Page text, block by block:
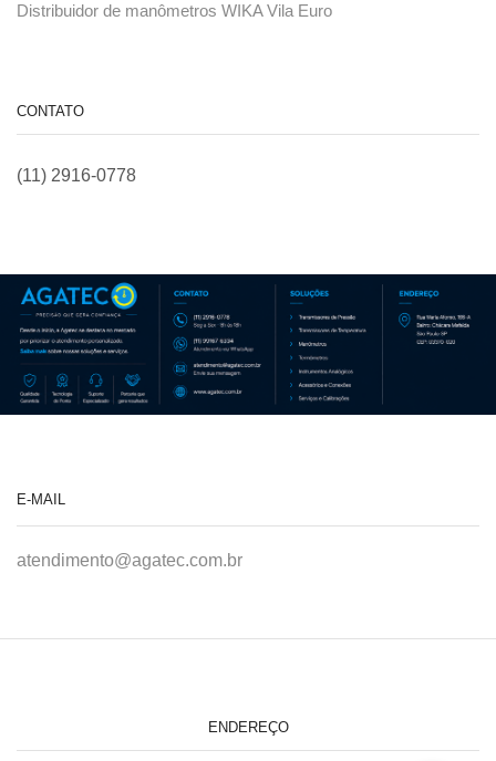
Distribuidor de manômetros WIKA Vila Euro
CONTATO
(11) 2916-0778
E-MAIL
atendimento@agatec.com.br
ENDEREÇO